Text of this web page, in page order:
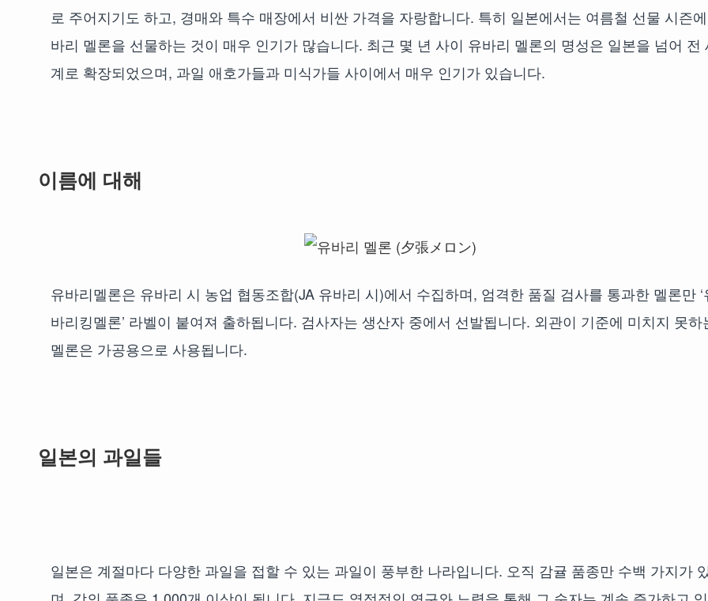
로 주어지기도 하고, 경매와 특수 매장에서 비싼 가격을 자랑합니다. 특히 일본에서는 여름철 선물 시즌
바리 멜론을 선물하는 것이 매우 인기가 많습니다. 최근 몇 년 사이 유바리 멜론의 명성은 일본을 넘어 전
계로 확장되었으며, 과일 애호가들과 미식가들 사이에서 매우 인기가 있습니다.
이름에 대해
유바리멜론은 유바리 시 농업 협동조합(JA 유바리 시)에서 수집하며, 엄격한 품질 검사를 통과한 멜론만 ‘
바리킹멜론’ 라벨이 붙여져 출하됩니다. 검사자는 생산자 중에서 선발됩니다. 외관이 기준에 미치지 못하
멜론은 가공용으로 사용됩니다.
일본의 과일들
일본은 계절마다 다양한 과일을 접할 수 있는 과일이 풍부한 나라입니다. 오직 감귤 품종만 수백 가지가